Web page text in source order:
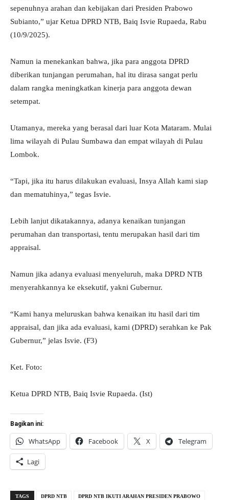
sepenuhnya arahan dan kebijakan dari Presiden Prabowo
Subianto,” ujar Ketua DPRD NTB, Baiq Isvie Rupaeda, Rabu
(10/9/2025).
Namun ia menekankan bahwa, jika para anggota DPRD
diberikan tunjangan perumahan, hal itu dirasa sangat perlu
dalam rangka meningkatkan kinerja para anggota dewan
setempat.
Utamanya, mereka yang berasal dari luar Kota Mataram. Mulai
lima wilayah di Pulau Sumbawa dan empat wilayah di Pulau
Lombok.
“Tapi, jika itu harus dilakukan evaluasi, Insya Allah kami siap
dan mematuhinya,” tegas Isvie.
Lebih lanjut dikatakannya, adanya kenaikan tunjangan
perumahan dan transportasi, tentu merupakan hasil dari tim
appraisal.
Namun jika adanya evaluasi menyeluruh, maka DPRD NTB
menyerahkannya ke eksekutif, yakni Gubernur.
“Kami hanya meluruskan bahwa kenaikan itu hasil dari tim
appraisal, dan jika ada evaluasi, kami (DPRD) serahkan ke Pak
Gubernur,” jelas Isvie. (F3)
Ket. Foto:
Ketua DPRD NTB, Baiq Isvie Rupaeda. (Ist)
Bagikan ini:
WhatsApp Facebook X Telegram
Lagi
TAGS DPRD NTB DPRD NTB IKUTI ARAHAN PRESIDEN PRABOWO